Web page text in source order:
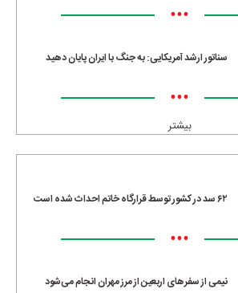
•••
سناتور ارشد آمریکایی: به جنگ با ایران پایان دهید
•••
بیشتر
۶۲ سد در کشور توسط قرارگاه خاتم احداث شده است
•••
نیمی از سفرهای اربعین از مرز مهران انجام می‌شود